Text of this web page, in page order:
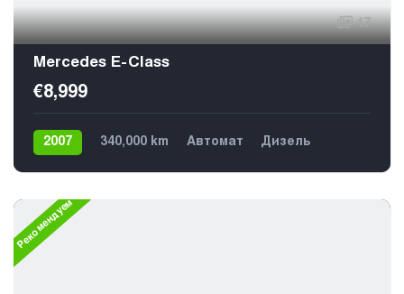
17
Mercedes E-Class
€8,999
2007 340,000 km Автомат
Дизель
Рекомендуем